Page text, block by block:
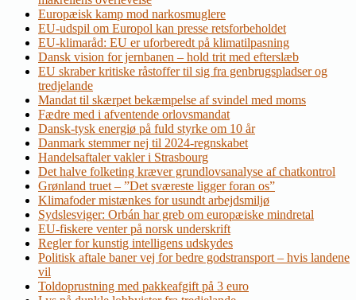
Europæisk kamp mod narkosmuglere
EU-udspil om Europol kan presse retsforbeholdet
EU-klimaråd: EU er uforberedt på klimatilpasning
Dansk vision for jernbanen – hold trit med efterslæb
EU skraber kritiske råstoffer til sig fra genbrugspladser og
tredjelande
Mandat til skærpet bekæmpelse af svindel med moms
Fædre med i afventende orlovsmandat
Dansk-tysk energiø på fuld styrke om 10 år
Danmark stemmer nej til 2024-regnskabet
Handelsaftaler vakler i Strasbourg
Det halve folketing kræver grundlovsanalyse af chatkontrol
Grønland truet – ”Det sværeste ligger foran os”
Klimafoder mistænkes for usundt arbejdsmiljø
Sydslesviger: Orbán har greb om europæiske mindretal
EU-fiskere venter på norsk underskrift
Regler for kunstig intelligens udskydes
Politisk aftale baner vej for bedre godstransport – hvis landene
vil
Toldoprustning med pakkeafgift på 3 euro